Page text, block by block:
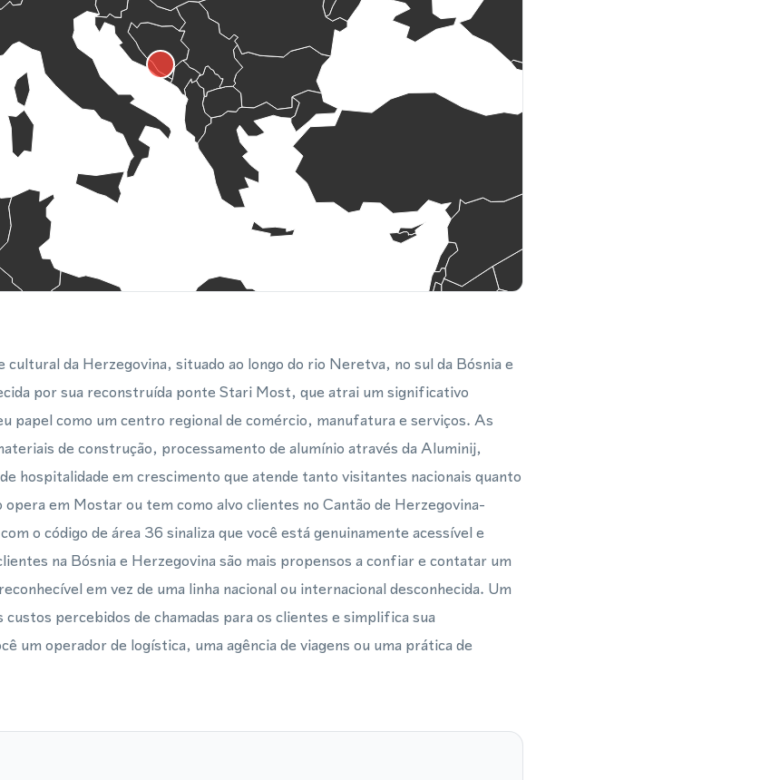
da Herzegovina, situado ao longo do rio Neretva, no sul da Bósnia e
por sua reconstruída ponte Stari Most, que atrai um significativo
papel como um centro regional de comércio, manufatura e serviços. As
de construção, processamento de alumínio através da Aluminij,
hospitalidade em crescimento que atende tanto visitantes nacionais quanto
em Mostar ou tem como alvo clientes no Cantão de Herzegovina-
o código de área 36 sinaliza que você está genuinamente acessível e
na Bósnia e Herzegovina são mais propensos a confiar e contatar um
em vez de uma linha nacional ou internacional desconhecida. Um
percebidos de chamadas para os clientes e simplifica sua
um operador de logística, uma agência de viagens ou uma prática de